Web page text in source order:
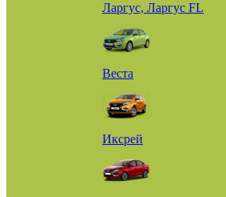
Ларгус, Ларгус FL
Веста
Иксрей